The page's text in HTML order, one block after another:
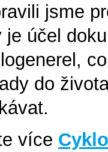
jsme
je účel
do
více